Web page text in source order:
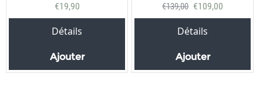
€19,90
Détails
Ajouter
€139,00 €109,00
Détails
Ajouter